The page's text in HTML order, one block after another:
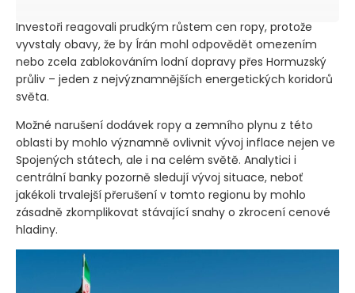
Investoři reagovali prudkým růstem cen ropy, protože
vyvstaly obavy, že by Írán mohl odpovědět omezením
nebo zcela zablokováním lodní dopravy přes Hormuzský
průliv – jeden z nejvýznamnějších energetických koridorů
světa.
Možné narušení dodávek ropy a zemního plynu z této
oblasti by mohlo významně ovlivnit vývoj inflace nejen ve
Spojených státech, ale i na celém světě. Analytici i
centrální banky pozorně sledují vývoj situace, neboť
jakékoli trvalejší přerušení v tomto regionu by mohlo
zásadně zkomplikovat stávající snahy o zkrocení cenové
hladiny.